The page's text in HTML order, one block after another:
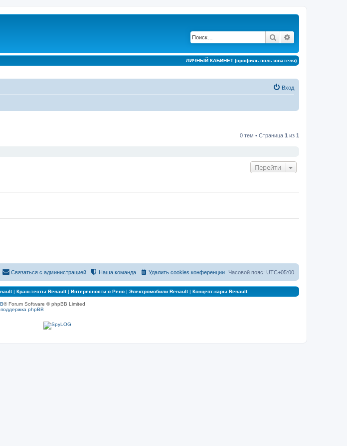
Поиск
ЛИЧНЫЙ КАБИНЕТ (профиль пользователя)
Вход
0 тем • Страница 1 из 1
Перейти
Часовой пояс: UTC+05:00
Удалить cookies конференции
Наша команда
Связаться с администрацией
| Краш-тесты Renault| Интересности о Рено| Электромобили Renault| Концепт-кары Renault
® Forum Software © phpBB Limited
поддержка phpBB